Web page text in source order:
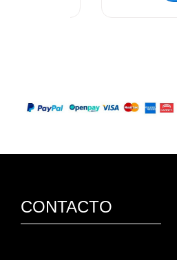
CONTACTO